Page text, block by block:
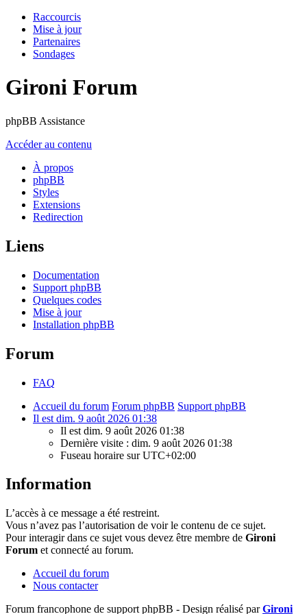
Raccourcis
Mise à jour
Partenaires
Sondages
Gironi Forum
phpBB Assistance
Accéder au contenu
À propos
phpBB
Styles
Extensions
Redirection
Liens
Documentation
Support phpBB
Quelques codes
Mise à jour
Installation phpBB
Forum
FAQ
Accueil du forum Forum phpBB Support phpBB
Il est dim. 9 août 2026 01:38
Il est dim. 9 août 2026 01:38
Dernière visite : dim. 9 août 2026 01:38
Fuseau horaire surUTC+02:00
Information
L’accès à ce message a été restreint.
Vous n’avez pas l’autorisation de voir le contenu de ce sujet.
Pour interagir dans ce sujet vous devez être membre de Gironi
Forum et connecté au forum.
Accueil du forum
Nous contacter
Forum francophone de support phpBB - Design réalisé parGironi